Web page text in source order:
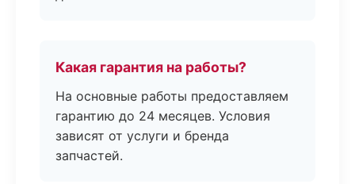
Какая гарантия на работы?
На основные работы предоставляем
гарантию до 24 месяцев. Условия
зависят от услуги и бренда
запчастей.